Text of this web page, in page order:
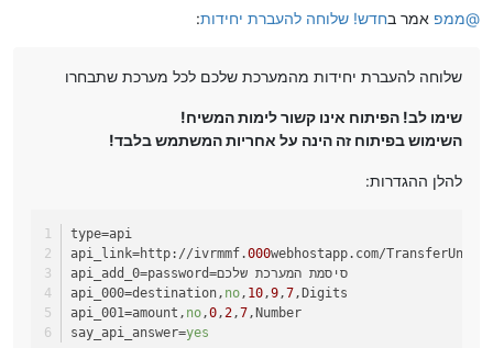
@ממפ אמר בחדש! שלוחה להעברת יחידות:
שלוחה להעברת יחידות מהמערכת שלכם לכל מערכת שתבחרו
שימו לב! הפיתוח אינו קשור לימות המשיח!
השימוש בפיתוח זה הינה על אחריות המשתמש בלבד!
להלן ההגדרות:
type=api
api_link=http://ivrmmf.000webhostapp.com/
api_add_0
=password=סיסמת המערכת שלכם
api_000=destination, no , 10 ,9 ,7 ,Digits
api_001=amount, no ,0 , 2 ,7 ,Number
say_api_answer=yes